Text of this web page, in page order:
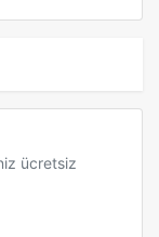
ücretsiz